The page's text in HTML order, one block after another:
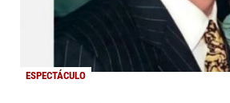
ESPECTÁCULO